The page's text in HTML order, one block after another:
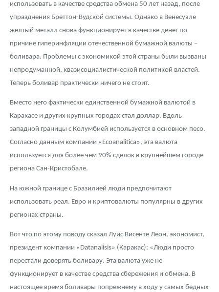
использовать в качестве средства обмена 50 лет назад, после
упразднения Бреттон-Вудской системы. Однако в Венесуэле
желтый металл снова функционирует в качестве денег по
причине гиперинфляции отечественной бумажной валюты –
боливара. Проблемы с экономикой этой страны были вызваны
непродуманной, квазисоциалистической политикой властей.
Теперь боливар практически ничего не стоит.
Вместо него фактически единственной бумажной валютой в
Каракасе и других крупных городах стал доллар. Вдоль
западной границы с Колумбией используется в основном песо.
Согласно данным компании «Ecoanalitica», эта валюта
используется для более чем 90% сделок в крупнейшем городе
региона Сан-Кристобале.
На южной границе с Бразилией люди предпочитают
использовать реал. Евро и криптовалюты популярны в других
регионах страны.
Вот что по этому поводу сказал Луис Висенте Леон, экономист,
президент компании «Datanalisis» (Каракас): «Люди просто
перестали доверять боливару. Эта валюта уже не
функционирует в качестве средства сбережения и обмена. В
настоящее время боливары попрежнему в ходу у самых бедных